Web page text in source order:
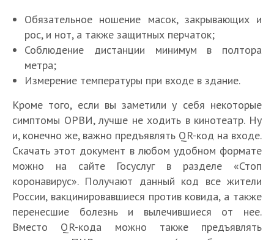
Обязательное ношение масок, закрывающих и
рос, и нот, а также защитных перчаток;
Соблюдение дистанции минимум в полтора
метра;
Измерение температуры при входе в здание.
Кроме того, если вы заметили у себя некоторые
симптомы ОРВИ, лучше не ходить в кинотеатр. Ну
и, конечно же, важно предъявлять QR-код на входе.
Скачать этот документ в любом удобном формате
можно на сайте Госуслуг в разделе «Стоп
коронавирус». Получают данный код все жители
России, вакцинировавшиеся против ковида, а также
перенесшие болезнь и вылечившиеся от нее.
Вместо QR-кода можно также предъявлять